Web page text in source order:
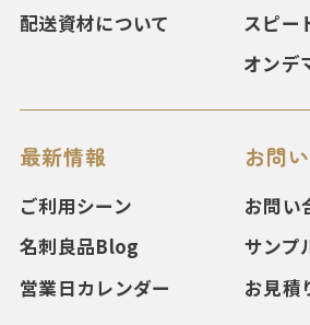
配送資材について
スピー
オンデ
最新情報
ご利用シーン
名刺良品Blog
営業日カレンダー
お問
お問い
サンプ
お見積